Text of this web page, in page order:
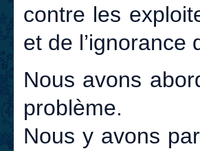
contre les
et de l’ignorance
Nous avons
problème.
Nous y avons